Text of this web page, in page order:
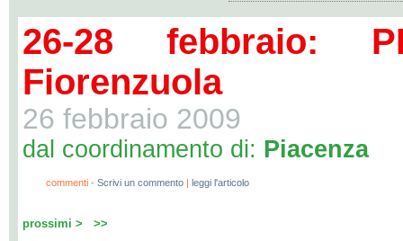
26-28 febbraio:
Fiorenzuola
26 febbraio 2009
dal coordinamento di: Piacenza
commenti - Scrivi un commento | leggi l'articolo
prossimi > >>